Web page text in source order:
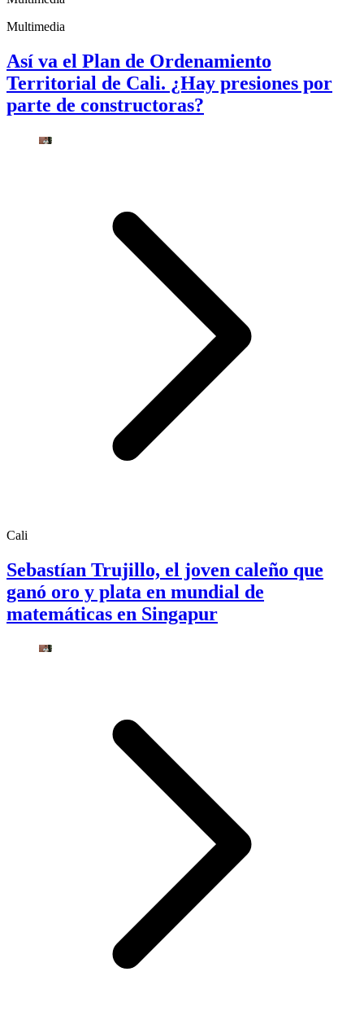
Multimedia
Así va el Plan de Ordenamiento
Territorial de Cali. ¿Hay presiones por
parte de constructoras?
Cali
Sebastían Trujillo, el joven caleño que
ganó oro y plata en mundial de
matemáticas en Singapur